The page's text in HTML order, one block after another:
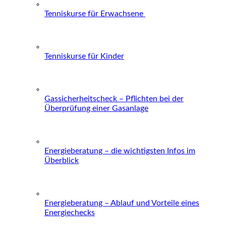
Tenniskurse für Erwachsene
Tenniskurse für Kinder
Gassicherheitscheck – Pflichten bei der
Überprüfung einer Gasanlage
Energieberatung – die wichtigsten Infos im
Überblick
Energieberatung – Ablauf und Vorteile eines
Energiechecks